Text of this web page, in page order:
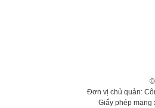
Đơn vị chủ quản:
Giấy phép mạng